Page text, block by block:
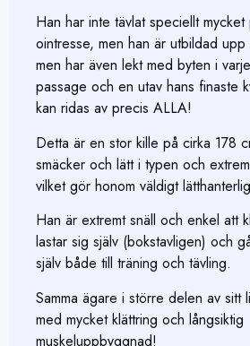
Han har inte tävlat speciellt
ointresse, men han är utbildad
men har även lekt med byten i
passage och en utav hans finaste
kan ridas av precis ALLA!
Detta är en stor kille på cirka 178
smäcker och lätt i typen och
vilket gör honom väldigt
Han är extremt snäll och enkel att
lastar sig själv (bokstavligen) och
själv både till träning och tävling.
Samma ägare i större delen av sitt
med mycket klättring och långsiktig
muskeluppbyggnad!